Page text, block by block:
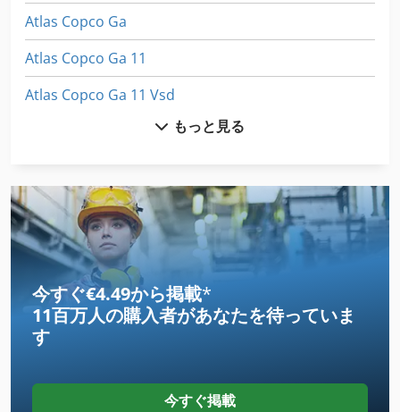
Atlas Copco Ga
Atlas Copco Ga 11
Atlas Copco Ga 11 Vsd
Atlas Copco Ga 160
Atlas Copco Ga 22
Atlas Copco Ga 22 Ff
Atlas Copco Ga 26 Vsd
Atlas Copco Ga 30 Ff
Atlas Copco Ga 408
もっと見る
今すぐ€4.49から掲載*
11百万人の購入者があなたを待っていま
す
今すぐ掲載